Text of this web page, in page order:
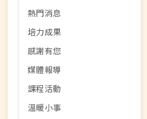
熱門消息
培力成果
感謝有您
媒體報導
課程活動
溫暖小事